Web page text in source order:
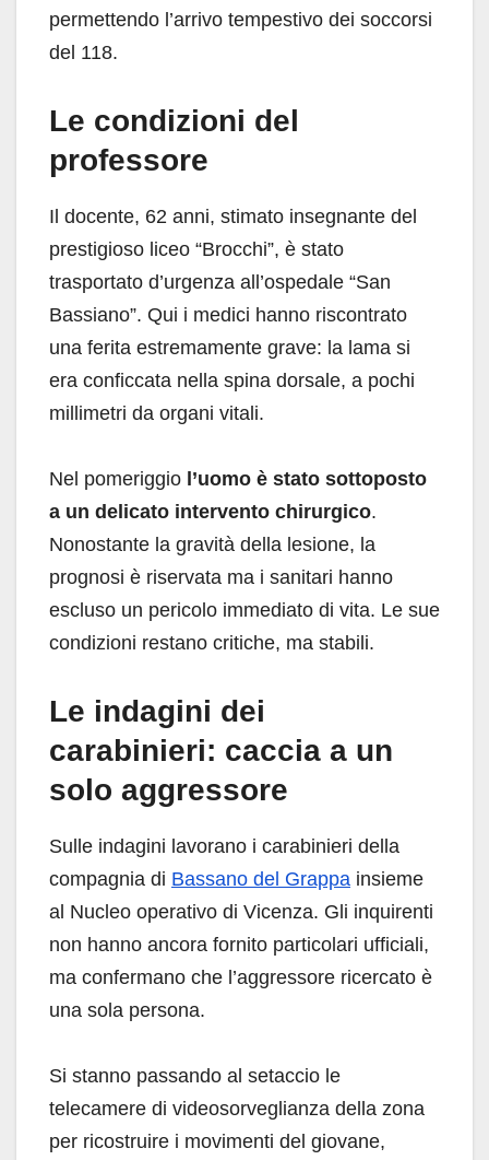
permettendo l’arrivo tempestivo dei soccorsi
del 118.
Le condizioni del
professore
Il docente, 62 anni, stimato insegnante del
prestigioso liceo “Brocchi”, è stato
trasportato d’urgenza all’ospedale “San
Bassiano”. Qui i medici hanno riscontrato
una ferita estremamente grave: la lama si
era conficcata nella spina dorsale, a pochi
millimetri da organi vitali.
Nel pomeriggio l’uomo è stato sottoposto
a un delicato intervento chirurgico.
Nonostante la gravità della lesione, la
prognosi è riservata ma i sanitari hanno
escluso un pericolo immediato di vita. Le sue
condizioni restano critiche, ma stabili.
Le indagini dei
carabinieri: caccia a un
solo aggressore
Sulle indagini lavorano i carabinieri della
compagnia di Bassano del Grappa insieme
al Nucleo operativo di Vicenza. Gli inquirenti
non hanno ancora fornito particolari ufficiali,
ma confermano che l’aggressore ricercato è
una sola persona.
Si stanno passando al setaccio le
telecamere di videosorveglianza della zona
per ricostruire i movimenti del giovane,